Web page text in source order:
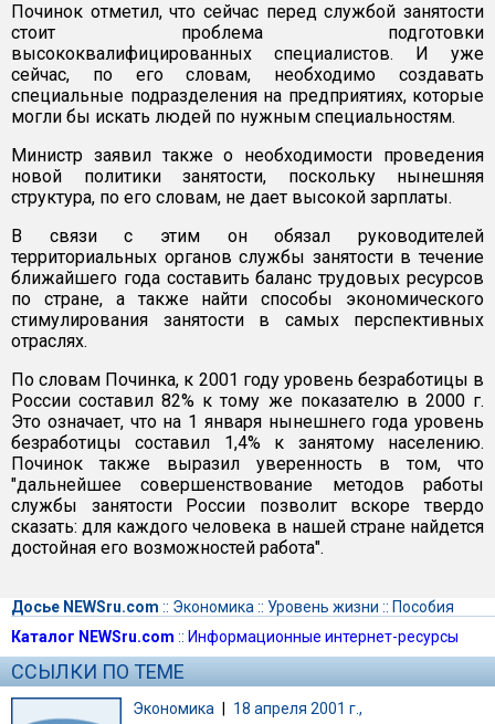
Починок отметил, что сейчас перед службой занятости
стоит проблема подготовки
высококвалифицированных специалистов. И уже
сейчас, по его словам, необходимо создавать
специальные подразделения на предприятиях, которые
могли бы искать людей по нужным специальностям.
Министр заявил также о необходимости проведения
новой политики занятости, поскольку нынешняя
структура, по его словам, не дает высокой зарплаты.
В связи с этим он обязал руководителей
территориальных органов службы занятости в течение
ближайшего года составить баланс трудовых ресурсов
по стране, а также найти способы экономического
стимулирования занятости в самых перспективных
отраслях.
По словам Починка, к 2001 году уровень безработицы в
России составил 82% к тому же показателю в 2000 г.
Это означает, что на 1 января нынешнего года уровень
безработицы составил 1,4% к занятому населению.
Починок также выразил уверенность в том, что
"дальнейшее совершенствование методов работы
службы занятости России позволит вскоре твердо
сказать: для каждого человека в нашей стране найдется
достойная его возможностей работа".
Досье NEWSru.com :: Экономика :: Уровень жизни :: Пособия
Каталог NEWSru.com :: Информационные интернет-ресурсы
ССЫЛКИ ПО ТЕМЕ
Экономика 18 апреля 2001 г.,